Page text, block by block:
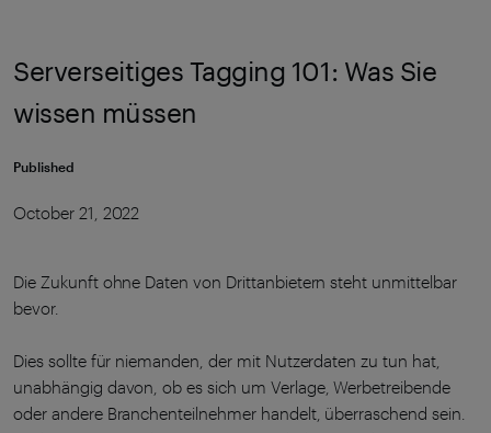
Serverseitiges Tagging 101: Was Sie
wissen müssen
Published
October 21, 2022
Die Zukunft ohne Daten von Drittanbietern steht unmittelbar
bevor.
Dies sollte für niemanden, der mit Nutzerdaten zu tun hat,
unabhängig davon, ob es sich um Verlage, Werbetreibende
oder andere Branchenteilnehmer handelt, überraschend sein.